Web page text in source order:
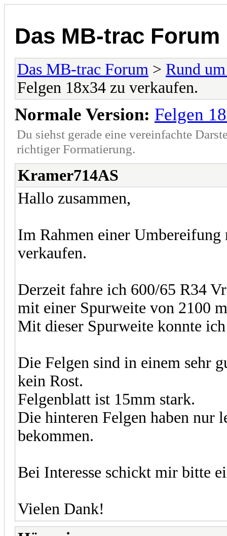
Das MB-trac Forum
Das MB-trac Forum > Rund
Felgen 18x34 zu verkaufen.
Normale Version: Felgen
Du siehst gerade eine vereinfachte
richtiger Formatierung.
Kramer714AS
Hallo zusammen,
Im Rahmen einer Umbereifung
verkaufen.
Derzeit fahre ich 600/65 R34
mit einer Spurweite von 2100
Mit dieser Spurweite konnte
Die Felgen sind in einem sehr
kein Rost.
Felgenblatt ist 15mm stark.
Die hinteren Felgen haben nur
bekommen.
Bei Interesse schickt mir bitte
Vielen Dank!